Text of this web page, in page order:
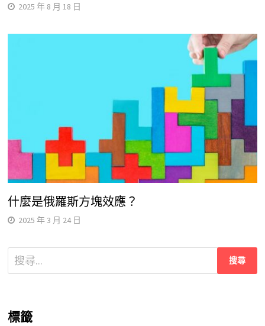
2025 年 8 月 18 日
什麼是俄羅斯方塊效應？
2025 年 3 月 24 日
搜
尋
字:
標籤